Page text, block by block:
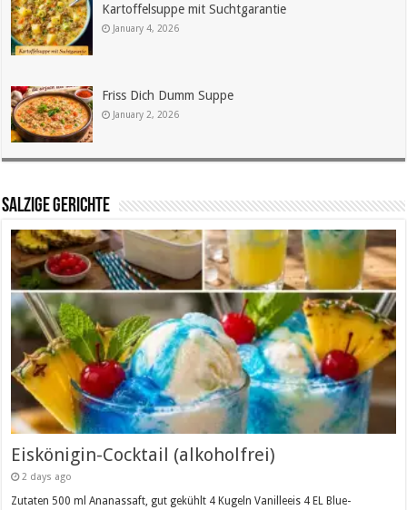
Kartoffelsuppe mit Suchtgarantie
January 4, 2026
Friss Dich Dumm Suppe
January 2, 2026
SALZIGE GERICHTE
Eiskönigin-Cocktail (alkoholfrei)
2 days ago
Zutaten 500 ml Ananassaft, gut gekühlt 4 Kugeln Vanilleeis 4 EL Blue-